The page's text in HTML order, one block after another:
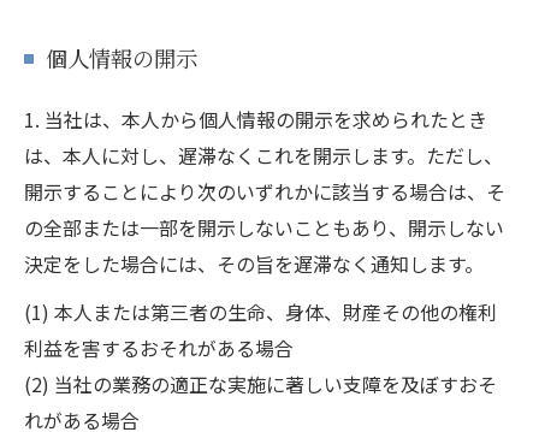
個人情報の開示
1. 当社は、本人から個人情報の開示を求められたとき
は、本人に対し、遅滞なくこれを開示します。ただし、
開示することにより次のいずれかに該当する場合は、そ
の全部または一部を開示しないこともあり、開示しない
決定をした場合には、その旨を遅滞なく通知します。
(1) 本人または第三者の生命、身体、財産その他の権利
利益を害するおそれがある場合
(2) 当社の業務の適正な実施に著しい支障を及ぼすおそ
れがある場合